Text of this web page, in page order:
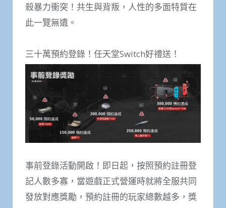
殺暴力衝突！共生與背叛，人性的多面特質在
此一覽無遺。
三十萬預約登錄！任天堂Switch好禮送！
事前登錄活動開啟！即日起，按照預約註冊登
記人數多寡，當遊戲正式營運時就將全服共同
發放對應獎勵，預約註冊的玩家總數越多，獎